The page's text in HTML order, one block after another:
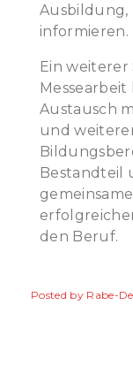
informieren.
Ein
Austausch
und
Bestandteil
den Beruf.
Posted by Rabe-